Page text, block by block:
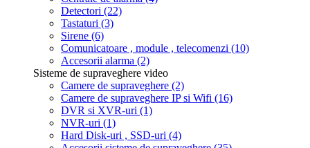
Detectori (22)
Tastaturi (3)
Sirene (6)
Comunicatoare , module , telecomenzi (10)
Accesorii alarma (2)
Sisteme de supraveghere video
Camere de supraveghere (2)
Camere de supraveghere IP si Wifi (16)
DVR si XVR-uri (1)
NVR-uri (1)
Hard Disk-uri , SSD-uri (4)